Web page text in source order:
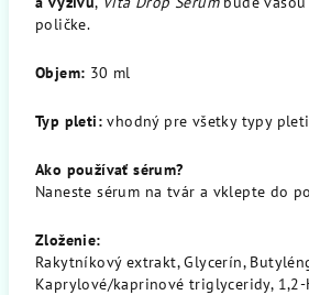
poličke.
Objem: 30 ml
Typ pleti: vhodný pre všetky typy pleti
Ako používať sérum?
Naneste sérum na tvár a vklepte do
Zloženie:
Rakytníkový extrakt, Glycerín,
Kaprylové/kaprinové triglyceridy, 1,2-